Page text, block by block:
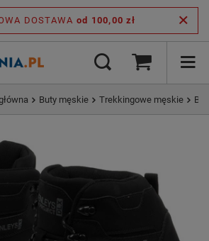
DOSTAWA od 100,00 zł
Buty męskie Trekkingowe męskie